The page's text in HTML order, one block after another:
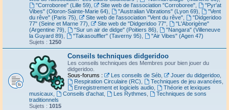
"Corroboree" (Lille 59)
Site web de l'association "Corroboree",
"Pyr'at
Vibes" (Oloron-Sainte-Marie 64)
"Australian Vibrations" (Lyon 69)
"Vent
du rêve" (Paris 75)
Site web de l'association "Vent du rêve",
"Didgeridoo
77" (Seine et Marne 77)
Site web de "Didgeridoo 77",
"L'Aborigène"
(Argentine 79)
"Sur un air de didge" (Poitiers 86)
"Nangara" (Villeneuve
la Guyard 89)
"Takasouffler" (Taverny 95)
"Air Vibes" (Agen 47)
Sujets : 1250
Conseils techniques didgeridoo
Les conseils techniques des Membres pour bien jouer du
didgeridoo.
Sous-forums :
Les conseils de Séb, Jouer du didgeridoo,
Respiration Circulaire (RC)
Techniques de jeu avancées
Enregistrement et logiciels audio,
Théorie et lexiques
musicaux
Conseils d'achat, Les Rythmes
Techniques de sons
traditionnels
Sujets : 1015